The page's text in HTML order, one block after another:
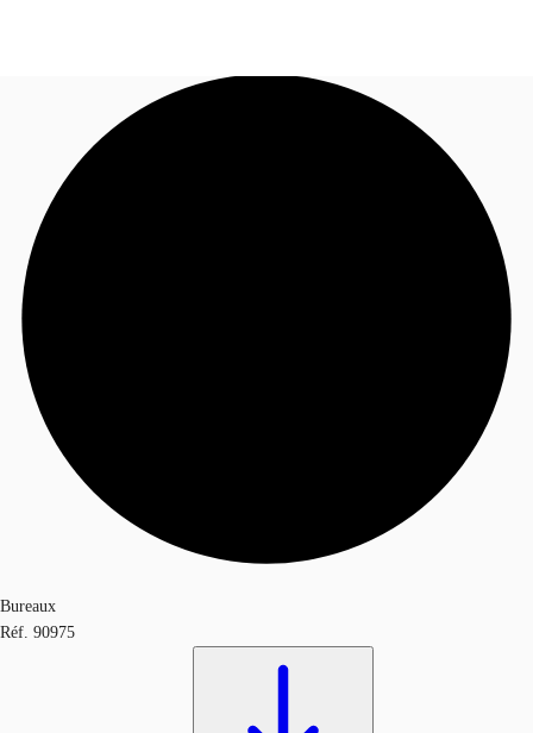
Blog
Données marchés
Appelez maintenant
Bureaux
Réf. 90975